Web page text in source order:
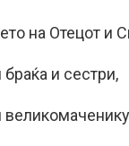
на Отецот и
браќа и сестри,